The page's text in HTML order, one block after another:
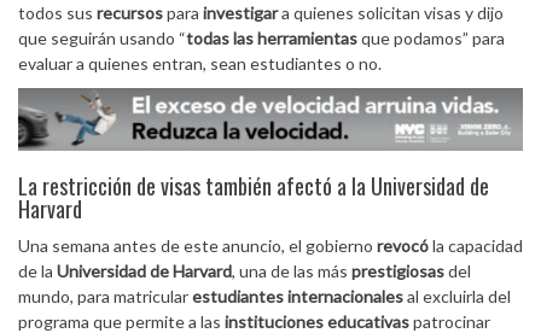
todos sus recursospara investigara quienes solicitan visas y dijo
que seguirán usando “todas las herramientasque podamos” para
evaluar a quienes entran, sean estudiantes o no.
La restricción de visas también afectó a la Universidad de
Harvard
Una semana antes de este anuncio, el gobierno revocóla capacidad
de la Universidad de Harvard, una de las más prestigiosasdel
mundo, para matricularestudiantes internacionalesal excluirla del
programa que permite a las instituciones educativaspatrocinar